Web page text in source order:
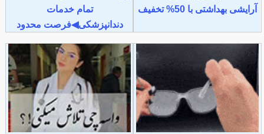
آرایشی بهداشتی با 50% تخفیف
تمام خدمات
دندانپزشکی◀فرصت محدود